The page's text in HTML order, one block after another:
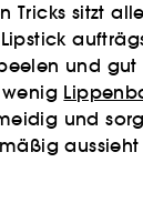
Tricks sitzt
und gut
wenig
und